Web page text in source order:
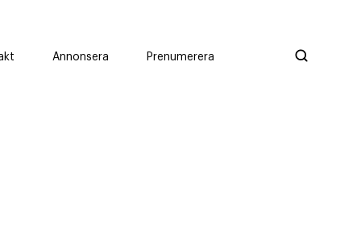
Annonsera Prenumerera